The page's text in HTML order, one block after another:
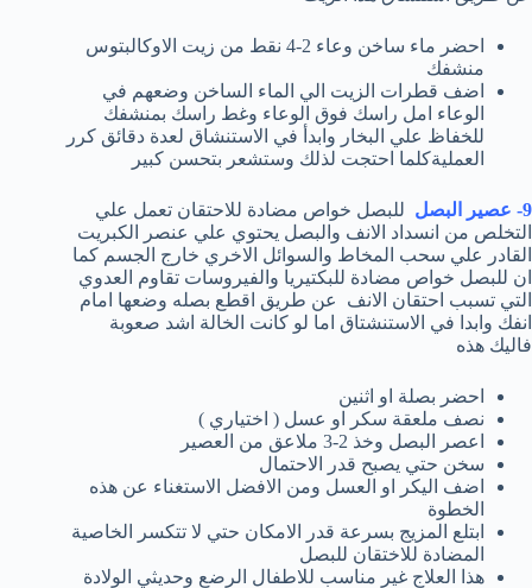
احضر ماء ساخن وعاء 2-4 نقط من زيت الاوكالبتوس
منشفك
اضف قطرات الزيت الي الماء الساخن وضعهم في
الوعاء امل راسك فوق الوعاء وغط راسك بمنشفك
للخفاظ علي البخار وابدأ في الاستنشاق لعدة دقائق كرر
العمليةكلما احتجت لذلك وستشعر بتحسن كبير
9- عصير البصل
للبصل خواص مضادة للاحتقان تعمل علي
التخلص من انسداد الانف والبصل يحتوي علي عنصر الكبريت
القادر علي سحب المخاط والسوائل الاخري خارج الجسم كما
ان للبصل خواص مضادة للبكتيريا والفيروسات تقاوم العدوي
التي تسبب احتقان الانف عن طريق اقطع بصله وضعها امام
انفك وابدا في الاستنشتاق اما لو كانت الخالة اشد صعوبة
فاليك هذه
احضر بصلة او اثنين
نصف ملعقة سكر او عسل ( اختياري )
اعصر البصل وخذ 2-3 ملاعق من العصير
سخن حتي يصبح قدر الاحتمال
اضف اليكر او العسل ومن الافضل الاستغناء عن هذه
الخطوة
ابتلع المزيج بسرعة قدر الامكان حتي لا تتكسر الخاصية
المضادة للاختقان للبصل
هذا العلاج غير مناسب للاطفال الرضع وحديثي الولادة